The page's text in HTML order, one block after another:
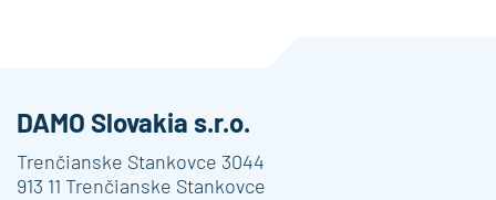
DAMO Slovakia s.r.o.
Trenčianske Stankovce 3044
913 11 Trenčianske Stankovce